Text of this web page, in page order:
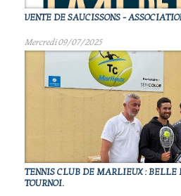
VENTE DE SAUCISSONS -
Mercredi 09/07/2025
TENNIS CLUB DE MARLIEUX : BELLE
TOURNOI.